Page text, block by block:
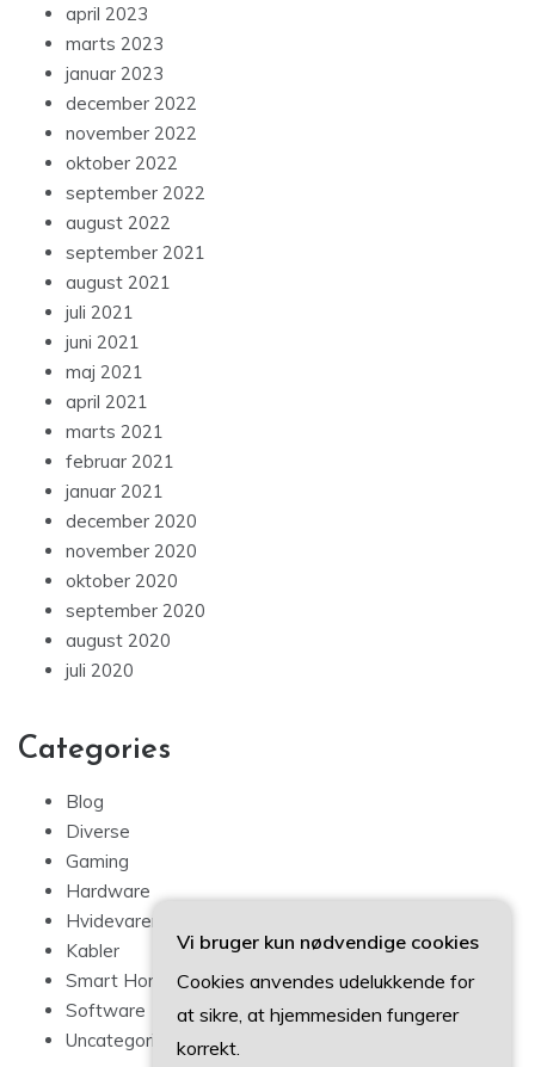
april 2023
marts 2023
januar 2023
december 2022
november 2022
oktober 2022
september 2022
august 2022
september 2021
august 2021
juli 2021
juni 2021
maj 2021
april 2021
marts 2021
februar 2021
januar 2021
december 2020
november 2020
oktober 2020
september 2020
august 2020
juli 2020
Categories
Blog
Diverse
Gaming
Hardware
Hvidevarer
Kabler
Smart Home
Software
Uncategorized
Vi bruger kun nødvendige cookies
Cookies anvendes udelukkende for
at sikre, at hjemmesiden fungerer
korrekt.